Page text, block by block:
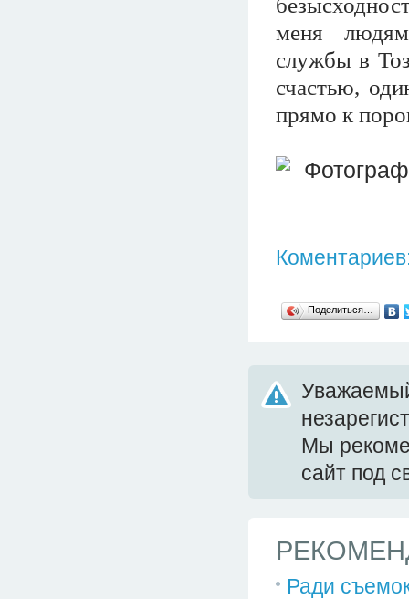
меня
службы в
счастью,
прямо к
Поделиться…
Мы
сайт под
Ради